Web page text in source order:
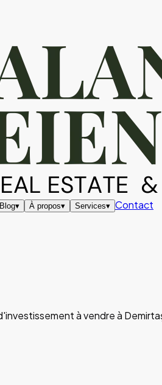
Blog▾ À propos▾ Services▾ Contact
à vendre à